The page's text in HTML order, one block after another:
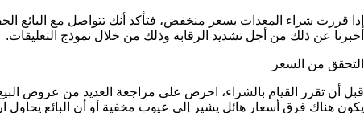
إذا قررت شراء المعدات بسعر منخفض، فتأكد أنك تتواصل مع
أخبرنا عن ذلك من أجل تشديد الرقابة وذلك من خلال نموذج التعليقات.
التحقق من السعر
قبل أن تقرر القيام بالشراء، احرص على مراجعة العديد من عروض
يكون هناك فرق أسعار هائل يشير إلى عيوب مخفية أو أن البائع يحاول